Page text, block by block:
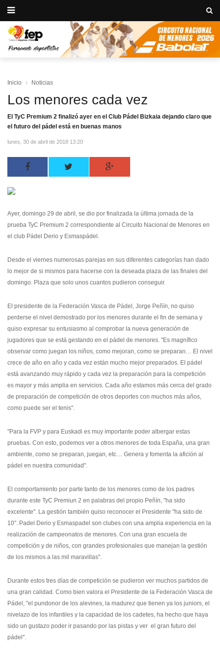
Inicio Noticias
Los menores cada vez
El TyC Premium 2 finalizó ayer en el Club Pádel Bizkaia dejando claro que
el futuro del pádel está en buenas manos
lunes, 30 de abril de 2018 13:20
Ayer, domingo 29 de abril, se dio por finalizada la última jornada de la
prueba TyC Premium 2 correspondiente al Circuito Nacional de Menores en
el club Pádel Derio y Esmaspádel.
Desde el viernes numerosas parejas en sus diferentes categorías han dado
lo mejor de si mismos para hacerse con la deseada plaza de las finales del
domingo. Plaza que solo unos cuantos pudieron conseguir.
El presidente de la Federación Vasca de Pádel, Jorge Peñín, no quiso
perderse el nivel demostrado por los menores durante el fin de semana y
quiso expresar su entusiasmo al comprobar la nueva generación de
jugadores que se está gestando en el pádel de menores. "Es magnífico
observar como juegan los niños, como mejoran, como se preparan… El nivel
crece de año en año y cada vez están mucho mejor preparados. El pádel
está avanzando muy rápido y cada vez la preparación para la competición
es mayor y más amplia en servicios. Cada año estamos más cerca del grado
de preparación de competición de otros deportes con muchos más años,
como puede ser el tenis".
"Para la FVP y para Euskadi es muy importante poder albergar estas
pruebas. Con esto, podemos ver a otros menores de toda España, una gran
ambiente, como se preparan, juegan, etc… Genera y fomenta la afición al
pádel en nuestra comunidad".
El comportamiento por parte tanto de los menores como de los padres
durante este TyC Premiun 2 en palabras del propio Peñín, "ha sido
excelente". La gestión también quiso reconocer el Presidente "ha sido de
10". Padel Derio y Esmaspadel son clubes con una amplia experiencia en la
realización de campeonatos de menores. Con una gran escuela de
competición y de niños, con grandes profesionales que manejan la gestión
de los mismos a las mil maravillas".
Durante estos tres días de competición se pudieron ver muchos partidos de
una gran calidad. Como bien valora el Presidente de la Federación Vasca de
Pádel, "el pundonor de los alevines, la madurez que tienen ya los juniors, el
nivelazo de los infantiles y la capacidad de los cadetes, ha hecho que haya
sido un gustazo poder ir pasando por las pistas y ver el gran futuro del
pádel".